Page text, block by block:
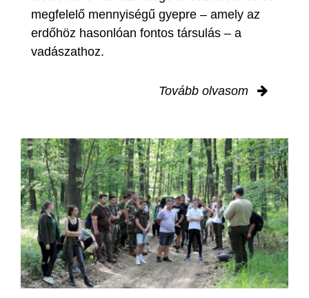
megfelelő mennyiségű gyepre – amely az
erdőhöz hasonlóan fontos társulás – a
vadászathoz.
Tovább olvasom